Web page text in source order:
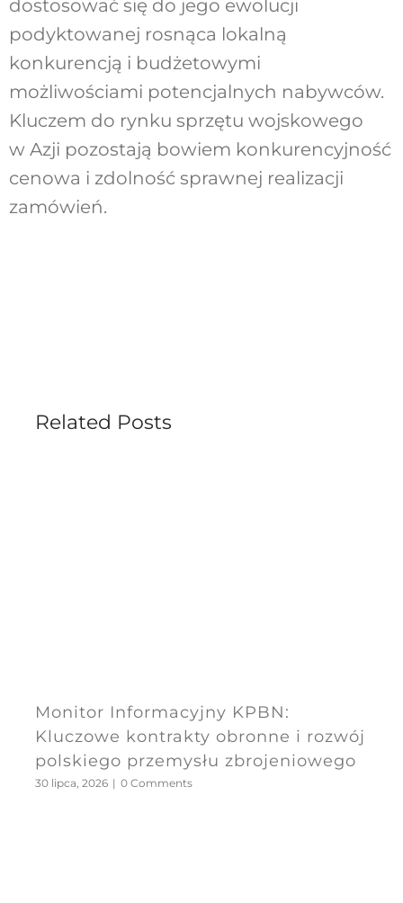
dostosować się do jego ewolucji
podyktowanej rosnąca lokalną
konkurencją i budżetowymi
możliwościami potencjalnych nabywców.
Kluczem do rynku sprzętu wojskowego
w Azji pozostają bowiem konkurencyjność
cenowa i zdolność sprawnej realizacji
zamówień.
Related Posts
Monitor Informacyjny KPBN:
Kluczowe kontrakty obronne i rozwój
polskiego przemysłu zbrojeniowego
30 lipca, 2026 | 0 Comments